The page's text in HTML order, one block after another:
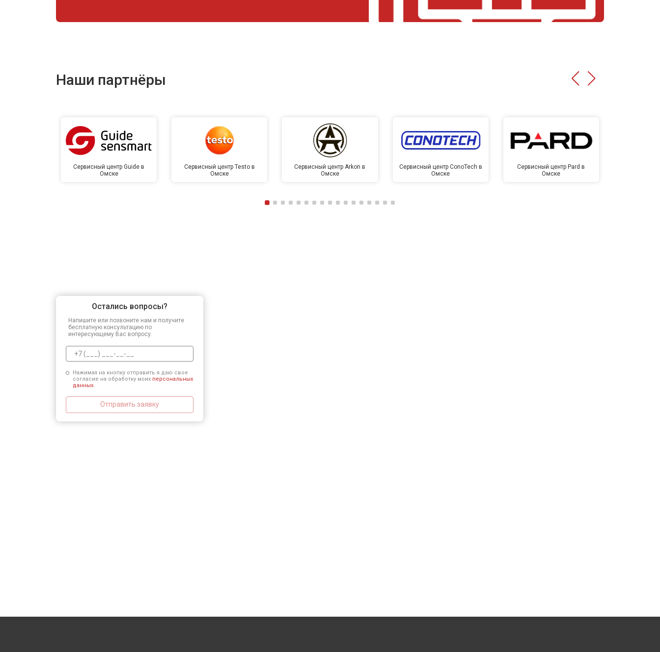
Наши партнёры
Сервисный центр Guide в
Омске
Сервисный центр Testo в
Омске
Сервисный центр Arkon в
Омске
Сервисный центр ConoTech в
Омске
Сервисный центр Pard в
Омске
Остались вопросы?
Напишите или позвоните нам и получите
бесплатную консультацию по
интересующему Вас вопросу.
Нажимая на кнопку отправить я даю свое
согласие на обработку моих персональных
данных.
Отправить заявку